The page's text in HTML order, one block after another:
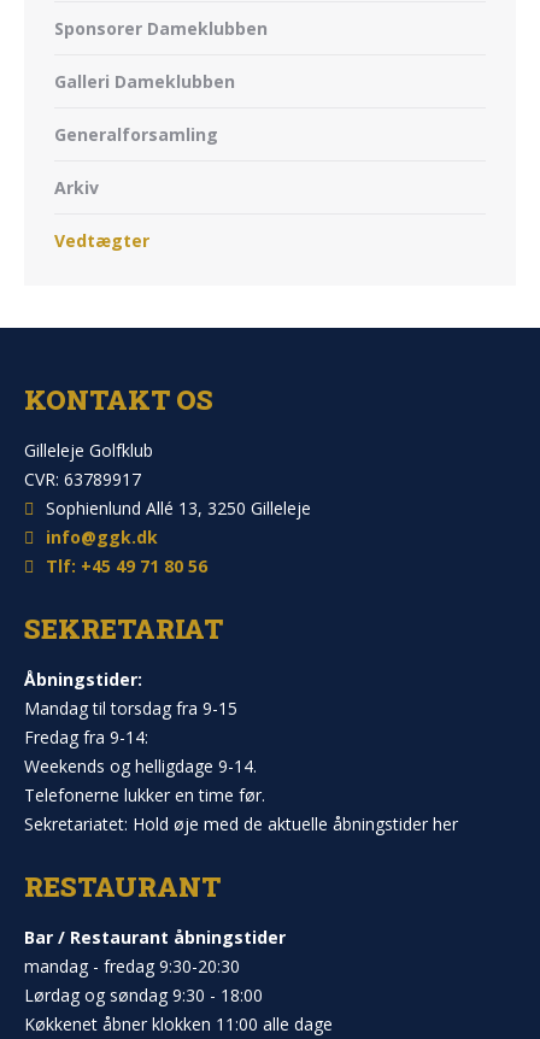
Sponsorer Dameklubben
Galleri Dameklubben
Generalforsamling
Arkiv
Vedtægter
KONTAKT OS
Gilleleje Golfklub
CVR: 63789917
Sophienlund Allé 13, 3250 Gilleleje
info@ggk.dk
Tlf: +45 49 71 80 56
SEKRETARIAT
Åbningstider:
Mandag til torsdag fra 9-15
Fredag fra 9-14:
Weekends og helligdage 9-14.
Telefonerne lukker en time før.
Sekretariatet: Hold øje med de aktuelle åbningstider her
RESTAURANT
Bar / Restaurant åbningstider
mandag - fredag 9:30-20:30
Lørdag og søndag 9:30 - 18:00
Køkkenet åbner klokken 11:00 alle dage